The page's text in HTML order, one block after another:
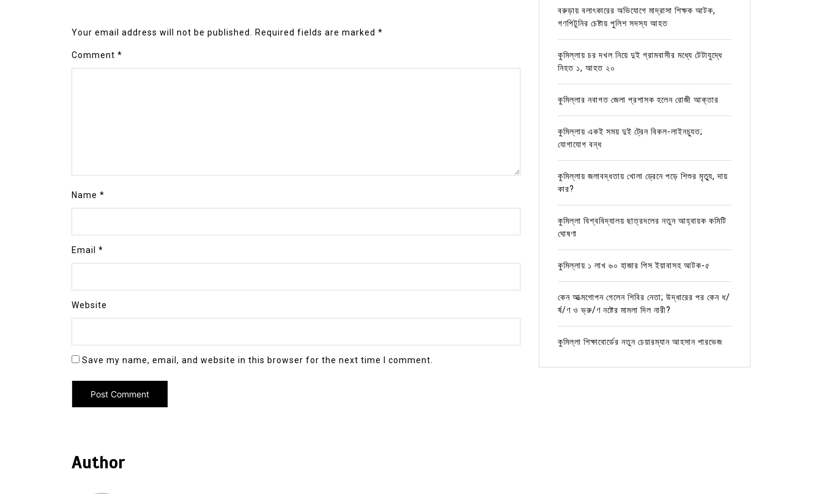
Your email address will not be published. Required fields are marked *
Comment *
Name *
Email *
Website
Save my name, email, and website in this browser for the next time I comment.
Author
বরুড়ায় বলাৎকারের অভিযোগে মাদ্রাসা শিক্ষক আটক,
গণপিটুনির চেষ্টায় পুলিশ সদস্য আহত
কুমিল্লায় চর দখল নিয়ে দুই গ্রামবাসীর মধ্যে টেটাযুদ্ধে
নিহত ১, আহত ২০
কুমিল্লার নবাগত জেলা প্রশাসক হলেন রোজী আক্তার
কুমিল্লায় একই সময় দুই ট্রেন বিকল-লাইনচ্যুত;
যোগাযোগ বন্ধ
কুমিল্লায় জলাবদ্ধতায় খোলা ড্রেনে পড়ে শিশুর মৃত্যু, দায়
কার?
কুমিল্লা বিশ্ববিদ্যালয় ছাত্রদলের নতুন আহ্বায়ক কমিটি
ঘোষণা
কুমিল্লায় ১ লাখ ৬০ হাজার পিস ইয়াবাসহ আটক-৫
কেন আত্মগোপন গেলেন শিবির নেতা; উদ্ধারের পর কেন ধ/
র্ষ/ণ ও ভ্রু/ণ নষ্টের মামলা দিল নারী?
কুমিল্লা শিক্ষাবোর্ডের নতুন চেয়ারম্যান আহসান পারভেজ